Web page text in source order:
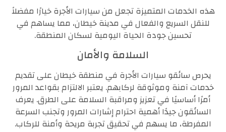
هذه الخدمات المتميزة تجعل من سيارات الأجرة خيارًا مفضلاً
للنقل السريع والفعال في مدينة خيطان، مما يساهم في
تحسين جودة الحياة اليومية لسكان المنطقة.
السلامة والأمان
يحرص سائقو سيارات الأجرة في منطقة خيطان على تقديم
خدمات آمنة وموثوقة لركابهم. يعتبر الالتزام بقواعد المرور
أمرًا أساسيًا في تعزيز ومراقبة السلامة على الطرق. يعرف
السائقون جيدًا أهمية احترام إشارات المرور وتجنب السرعة
المفرطة، ما يسهم في تحقيق تجربة مريحة وأمنة للركاب.